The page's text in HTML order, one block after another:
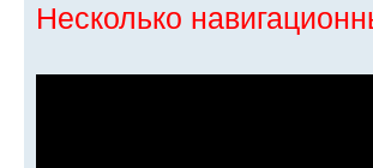
Несколько